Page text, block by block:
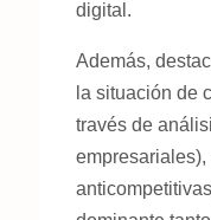
digital.
Además,
la situación de
través de